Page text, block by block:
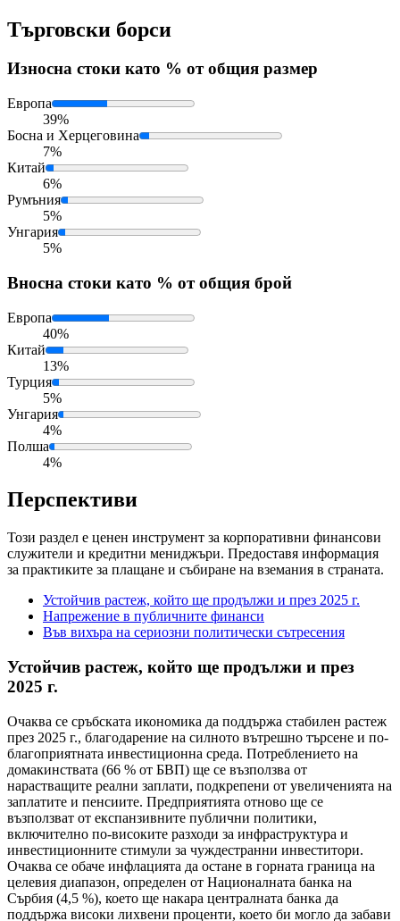
Търговски борси
Износна стоки като % от общия размер
Европа
39%
Босна и Херцеговина
7%
Китай
6%
Румъния
5%
Унгария
5%
Вносна стоки като % от общия брой
Европа
40%
Китай
13%
Турция
5%
Унгария
4%
Полша
4%
Перспективи
Този раздел е ценен инструмент за корпоративни финансови
служители и кредитни мениджъри. Предоставя информация
за практиките за плащане и събиране на вземания в страната.
Устойчив растеж, който ще продължи и през 2025 г.
Напрежение в публичните финанси
Във вихъра на сериозни политически сътресения
Устойчив растеж, който ще продължи и през
2025 г.
Очаква се сръбската икономика да поддържа стабилен растеж
през 2025 г., благодарение на силното вътрешно търсене и по-
благоприятната инвестиционна среда. Потреблението на
домакинствата (66 % от БВП) ще се възползва от
нарастващите реални заплати, подкрепени от увеличенията на
заплатите и пенсиите. Предприятията отново ще се
възползват от експанзивните публични политики,
включително по-високите разходи за инфраструктура и
инвестиционните стимули за чуждестранни инвеститори.
Очаква се обаче инфлацията да остане в горната граница на
целевия диапазон, определен от Националната банка на
Сърбия (4,5 %), което ще накара централната банка да
поддържа високи лихвени проценти, което би могло да забави